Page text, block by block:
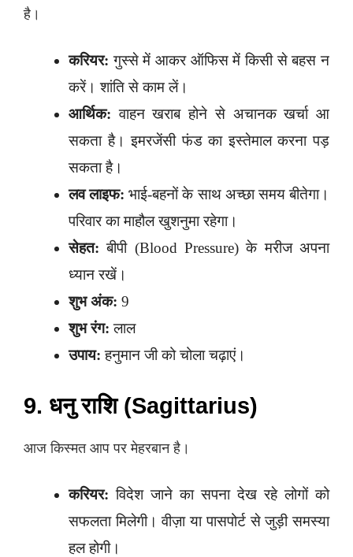
है।
करियर: गुस्से में आकर ऑफिस में किसी से बहस न
करें। शांति से काम लें।
आर्थिक: वाहन खराब होने से अचानक खर्चा आ
सकता है। इमरजेंसी फंड का इस्तेमाल करना पड़
सकता है।
लव लाइफ: भाई-बहनों के साथ अच्छा समय बीतेगा।
परिवार का माहौल खुशनुमा रहेगा।
सेहत: बीपी (Blood Pressure) के मरीज अपना
ध्यान रखें।
शुभ अंक: 9
शुभ रंग: लाल
उपाय: हनुमान जी को चोला चढ़ाएं।
9. धनु राशि (Sagittarius)
आज किस्मत आप पर मेहरबान है।
करियर: विदेश जाने का सपना देख रहे लोगों को
सफलता मिलेगी। वीज़ा या पासपोर्ट से जुड़ी समस्या
हल होगी।